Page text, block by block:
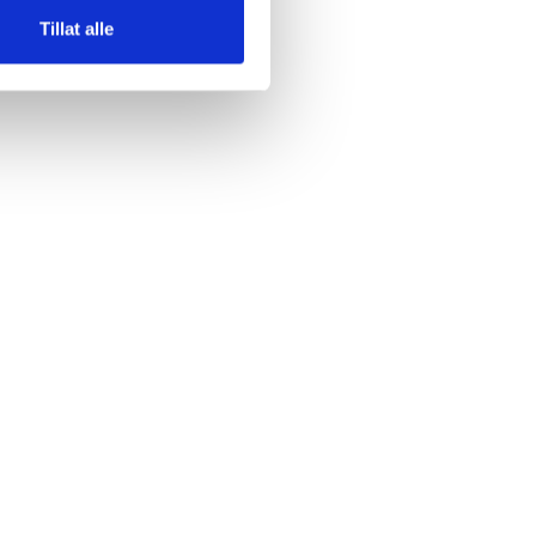
Tillat alle